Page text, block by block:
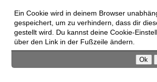
Ein Cookie wird in deinem Browser
gespeichert, um zu verhindern, dass dir
gestellt wird. Du kannst deine Cookie-
über den Link in der Fußzeile ändern.